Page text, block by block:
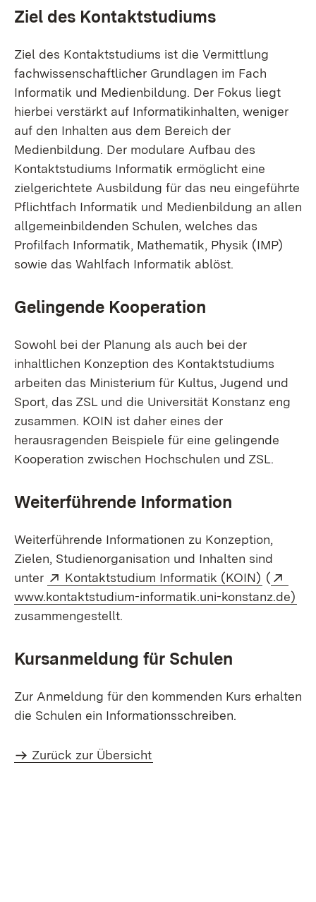
Ziel des Kontaktstudiums
Ziel des Kontaktstudiums ist die Vermittlung
fachwissenschaftlicher Grundlagen im Fach
Informatik und Medienbildung. Der Fokus liegt
hierbei verstärkt auf Informatikinhalten, weniger
auf den Inhalten aus dem Bereich der
Medienbildung. Der modulare Aufbau des
Kontaktstudiums Informatik ermöglicht eine
zielgerichtete Ausbildung für das neu eingeführte
Pflichtfach Informatik und Medienbildung an allen
allgemeinbildenden Schulen, welches das
Profilfach Informatik, Mathematik, Physik (IMP)
sowie das Wahlfach Informatik ablöst.
Gelingende Kooperation
Sowohl bei der Planung als auch bei der
inhaltlichen Konzeption des Kontaktstudiums
arbeiten das Ministerium für Kultus, Jugend und
Sport, das ZSL und die Universität Konstanz eng
zusammen. KOIN ist daher eines der
herausragenden Beispiele für eine gelingende
Kooperation zwischen Hochschulen und ZSL.
Weiterführende Information
Weiterführende Informationen zu Konzeption,
Zielen, Studienorganisation und Inhalten sind
unter
Extern:
Kontaktstudium Informatik (KOIN) (Öffnet
(
www.kontaktstudium-informatik.uni-konstanz.de)
zusammengestellt.
Kursanmeldung für Schulen
Zur Anmeldung für den kommenden Kurs erhalten
die Schulen ein Informationsschreiben.
Zurück zur Übersicht